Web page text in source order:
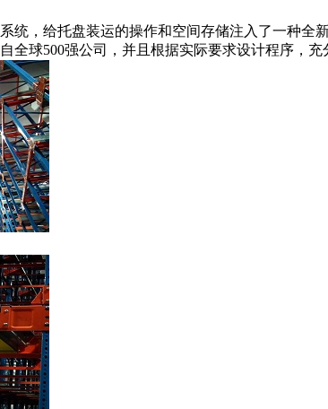
统，给托盘装运的操作和空间存储注入了一种
全球500强公司，并且根据实际要求设计程序，充